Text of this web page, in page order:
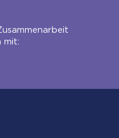
mit: